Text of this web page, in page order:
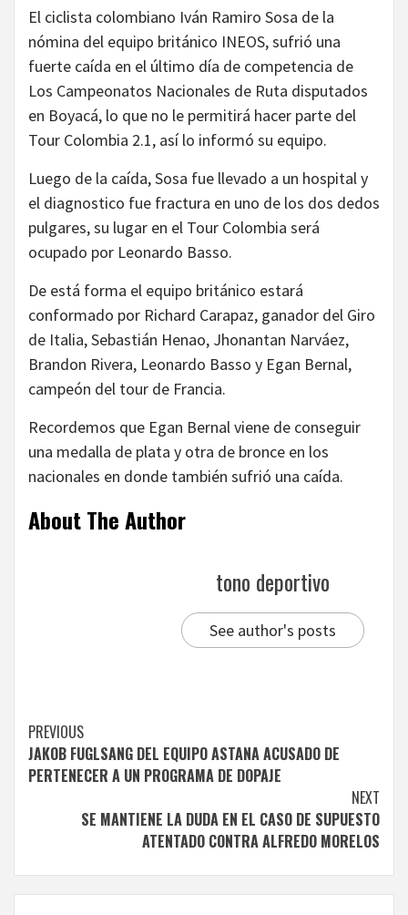
El ciclista colombiano Iván Ramiro Sosa de la
nómina del equipo británico INEOS, sufrió una
fuerte caída en el último día de competencia de
Los Campeonatos Nacionales de Ruta disputados
en Boyacá, lo que no le permitirá hacer parte del
Tour Colombia 2.1, así lo informó su equipo.
Luego de la caída, Sosa fue llevado a un hospital y
el diagnostico fue fractura en uno de los dos dedos
pulgares, su lugar en el Tour Colombia será
ocupado por Leonardo Basso.
De está forma el equipo británico estará
conformado por Richard Carapaz, ganador del Giro
de Italia, Sebastián Henao, Jhonantan Narváez,
Brandon Rivera, Leonardo Basso y Egan Bernal,
campeón del tour de Francia.
Recordemos que Egan Bernal viene de conseguir
una medalla de plata y otra de bronce en los
nacionales en donde también sufrió una caída.
About The Author
tono deportivo
See author's posts
Continue
Reading
PREVIOUS
JAKOB FUGLSANG DEL EQUIPO ASTANA ACUSADO DE
PERTENECER A UN PROGRAMA DE DOPAJE
NEXT
SE MANTIENE LA DUDA EN EL CASO DE SUPUESTO
ATENTADO CONTRA ALFREDO MORELOS